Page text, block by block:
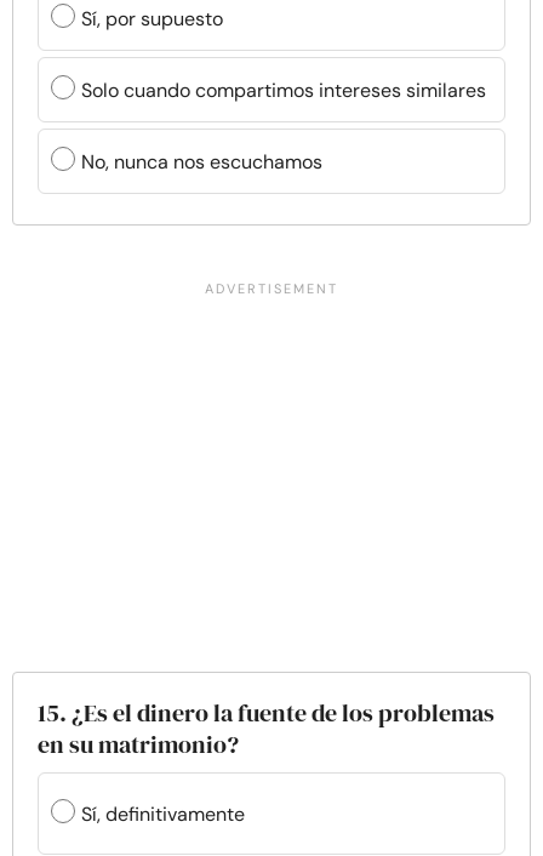
Sí, por supuesto
Solo cuando compartimos intereses similares
No, nunca nos escuchamos
15. ¿Es el dinero la fuente de los problemas
en su matrimonio?
Sí, definitivamente